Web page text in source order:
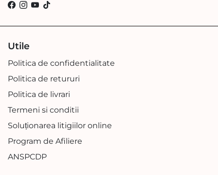
Utile
Politica de confidentialitate
Politica de retururi
Politica de livrari
Termeni si conditii
Soluționarea litigiilor online
Program de Afiliere
ANSPCDP